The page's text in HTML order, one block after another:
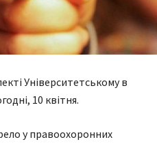
Університетському в
10 квітня.
у правоохоронних